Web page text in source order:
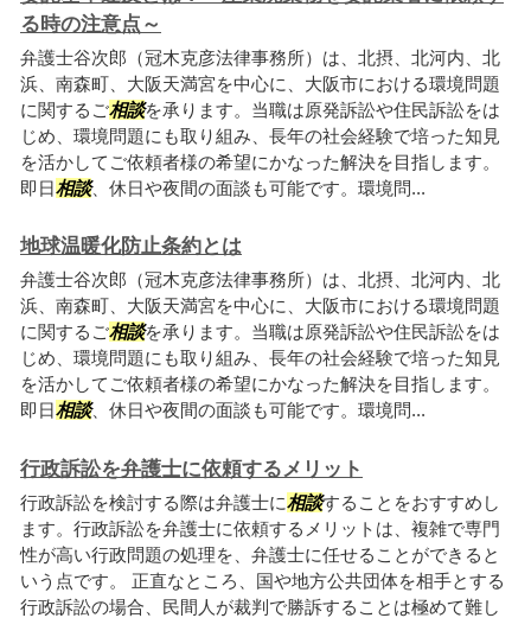
る時の注意点～
弁護士谷次郎（冠木克彦法律事務所）は、北摂、北河内、北
浜、南森町、大阪天満宮を中心に、大阪市における環境問題
に関するご相談を承ります。当職は原発訴訟や住民訴訟をは
じめ、環境問題にも取り組み、長年の社会経験で培った知見
を活かしてご依頼者様の希望にかなった解決を目指します。
即日相談、休日や夜間の面談も可能です。環境問...
地球温暖化防止条約とは
弁護士谷次郎（冠木克彦法律事務所）は、北摂、北河内、北
浜、南森町、大阪天満宮を中心に、大阪市における環境問題
に関するご相談を承ります。当職は原発訴訟や住民訴訟をは
じめ、環境問題にも取り組み、長年の社会経験で培った知見
を活かしてご依頼者様の希望にかなった解決を目指します。
即日相談、休日や夜間の面談も可能です。環境問...
行政訴訟を弁護士に依頼するメリット
行政訴訟を検討する際は弁護士に相談することをおすすめし
ます。行政訴訟を弁護士に依頼するメリットは、複雑で専門
性が高い行政問題の処理を、弁護士に任せることができると
いう点です。 正直なところ、国や地方公共団体を相手とする
行政訴訟の場合、民間人が裁判で勝訴することは極めて難し